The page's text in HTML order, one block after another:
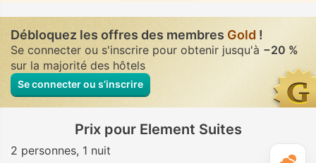
Débloquez les offres des membres Gold !
Se connecter ou s'inscrire pour obtenir jusqu'à −20 %
sur la majorité des hôtels
Se connecter ou s’inscrire
Prix pour Element Suites
2 personnes 1 nuit